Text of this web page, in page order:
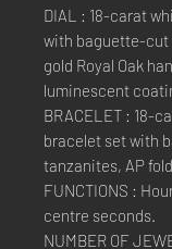
DIAL : 18-carat
with baguette-
gold Royal Oak
luminescent
BRACELET : 18-
bracelet set with
tanzanites, AP
FUNCTIONS :
centre seconds.
NUMBER OF